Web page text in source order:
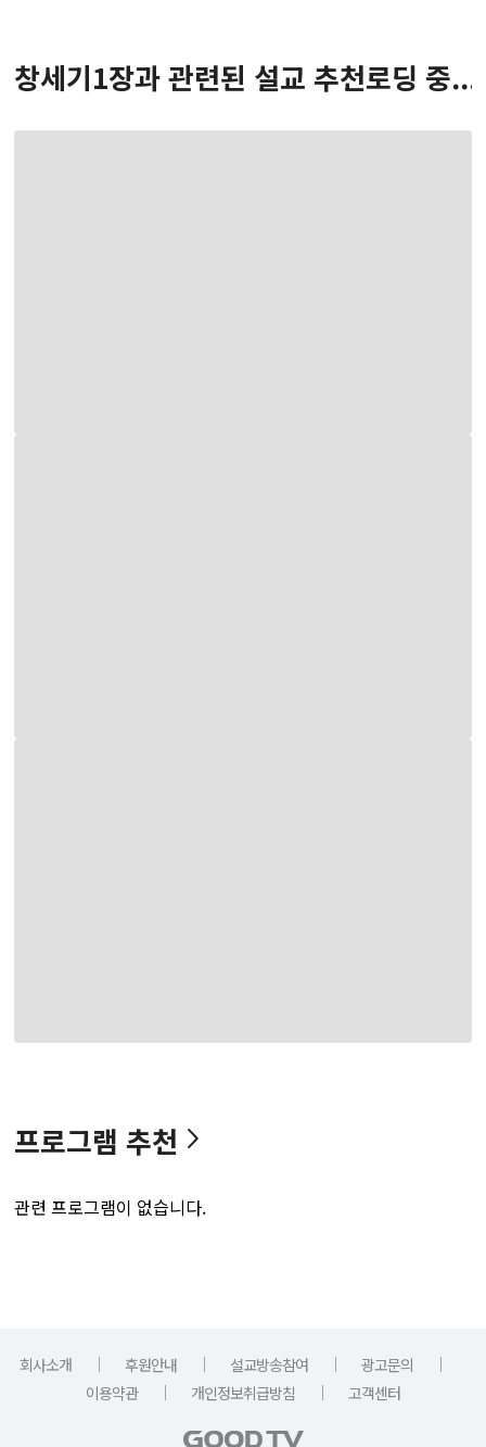
창세기1장과 관련된 설교 추천로딩 중...
프로그램 추천
관련 프로그램이 없습니다.
회사소개 ｜ 후원안내 ｜ 설교방송참여 ｜ 광고문의
｜
이용약관
｜ 개인정보취급방침 ｜ 고객센터